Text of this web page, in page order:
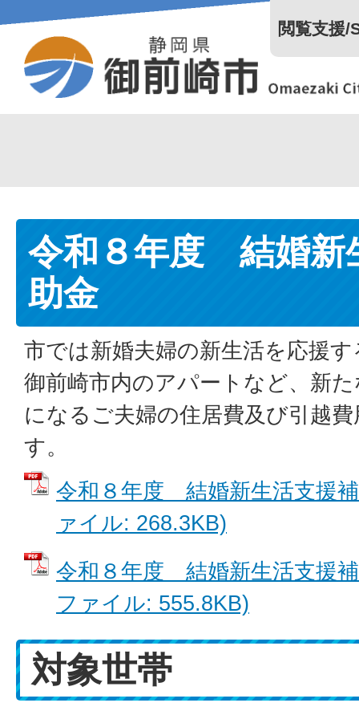
閲覧支援
令和８年度 結婚新
助金
市では新婚夫婦の新生活を応援
御前崎市内のアパートなど、新
になるご夫婦の住居費及び引越
す。
令和８年度 結婚新生活支援
ァイル: 268.3KB)
令和８年度 結婚新生活支援
ファイル: 555.8KB)
対象世帯